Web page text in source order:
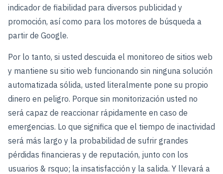
indicador de fiabilidad para diversos publicidad y
promoción, así como para los motores de búsqueda a
partir de Google.
Por lo tanto, si usted descuida el monitoreo de sitios web
y mantiene su sitio web funcionando sin ninguna solución
automatizada sólida, usted literalmente pone su propio
dinero en peligro. Porque sin monitorización usted no
será capaz de reaccionar rápidamente en caso de
emergencias. Lo que significa que el tiempo de inactividad
será más largo y la probabilidad de sufrir grandes
pérdidas financieras y de reputación, junto con los
usuarios & rsquo; la insatisfacción y la salida. Y llevará a